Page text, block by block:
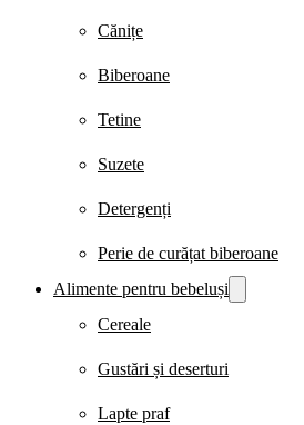
Cănițe
Biberoane
Tetine
Suzete
Detergenți
Perie de curățat biberoane
Alimente pentru bebeluși
Cereale
Gustări și deserturi
Lapte praf